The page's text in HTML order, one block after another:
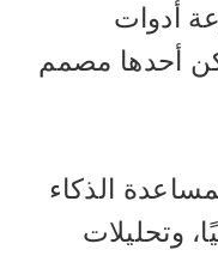
أحدها مصمم
الذكاء